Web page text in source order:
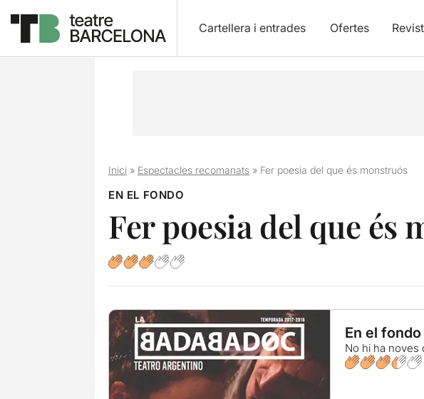
Cartellera i entrades Ofertes
Inici» Espectacles recomanats» Fer poesia del que és monstruós
EN EL FONDO
Fer poesia del que és
En el fondo
No hi ha noves